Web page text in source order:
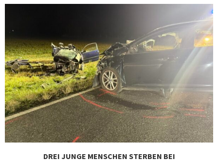
DREI JUNGE MENSCHEN STERBEN BEI